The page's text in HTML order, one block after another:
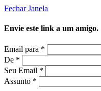
Fechar Janela
Envie este link a um amigo.
Email para *
De *
Seu Email *
Assunto *